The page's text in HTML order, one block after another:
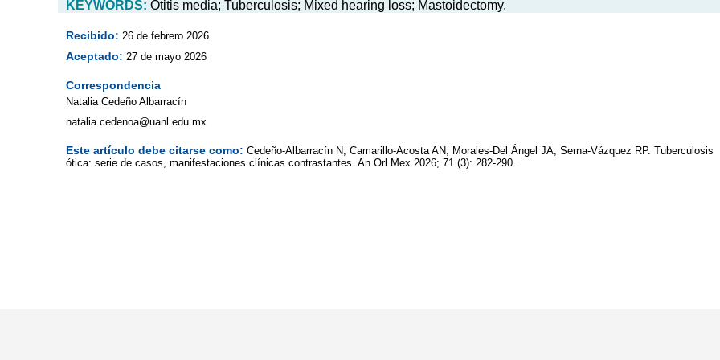
KEYWORDS: Otitis media; Tuberculosis; Mixed hearing loss; Mastoidectomy.
Recibido: 26 de febrero 2026
Aceptado: 27 de mayo 2026
Correspondencia
Natalia Cedeño Albarracín
natalia.cedenoa@uanl.edu.mx
Este artículo debe citarse como: Cedeño-Albarracín N, Camarillo-Acosta AN, Morales-Del Ángel JA, Serna-Vázquez RP. Tuberculosis
ótica: serie de casos, manifestaciones clínicas contrastantes. An Orl Mex 2026; 71 (3): 282-290.